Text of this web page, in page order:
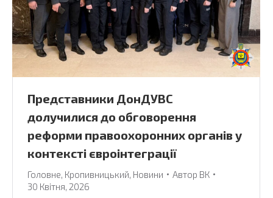
Представники ДонДУВС
долучилися до обговорення
реформи правоохоронних органів у
контексті євроінтеграції
Головне, Кропивницький, Новини Автор ВК
30 Квітня, 2026